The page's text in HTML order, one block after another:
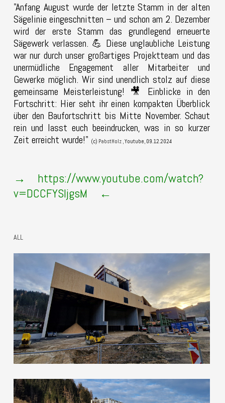
"Anfang August wurde der letzte Stamm in der alten
Sägelinie eingeschnitten – und schon am 2. Dezember
wird der erste Stamm das grundlegend erneuerte
Sägewerk verlassen. 💪 Diese unglaubliche Leistung
war nur durch unser großartiges Projektteam und das
unermüdliche Engagement aller Mitarbeiter und
Gewerke möglich. Wir sind unendlich stolz auf diese
gemeinsame Meisterleistung! 🎥 Einblicke in den
Fortschritt: Hier seht ihr einen kompakten Überblick
über den Baufortschritt bis Mitte November. Schaut
rein und lasst euch beeindrucken, was in so kurzer
Zeit erreicht wurde!" (c) PabstHolz , Youtube, 09.12.2024
→ https://www.youtube.com/watch?
v=DCCFYSIjgsM ←
ALL